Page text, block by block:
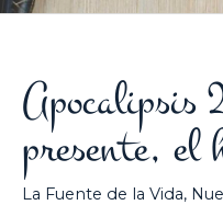
Apocalipsis
presente, el
La Fuente de la Vida,